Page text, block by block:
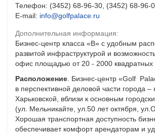
Телефон: (3452) 68-96-30, (3452) 68-96-
E-mail: info@golfpalace.ru
Дополнительная информация:
Бизнес-центр класса «В» с удобным
развитой инфраструктурой и
офис площадью от 20 - 2000 квадратных
Расположение . Бизнес-центр «Golf
в перспективной деловой части города –
Харьковской, вблизи к основным
(ул. Мельникайте, ул.50 лет октября,
Хорошая транспортная доступность
обеспечивает комфорт арендаторам и